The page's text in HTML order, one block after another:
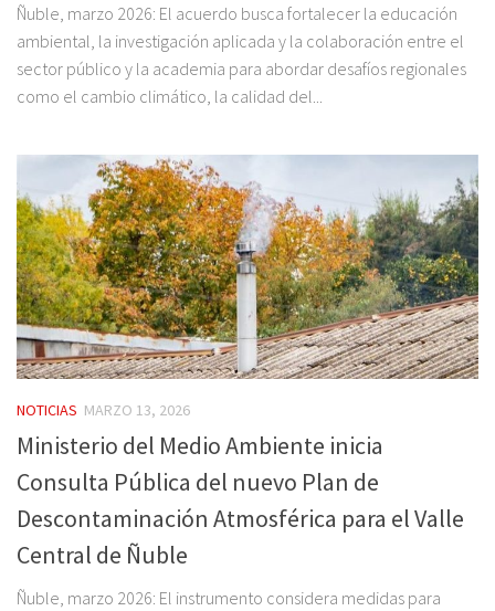
Ñuble, marzo 2026: El acuerdo busca fortalecer la educación
ambiental, la investigación aplicada y la colaboración entre el
sector público y la academia para abordar desafíos regionales
como el cambio climático, la calidad del...
NOTICIAS MARZO 13, 2026
Ministerio del Medio Ambiente inicia
Consulta Pública del nuevo Plan de
Descontaminación Atmosférica para el Valle
Central de Ñuble
Ñuble, marzo 2026: El instrumento considera medidas para